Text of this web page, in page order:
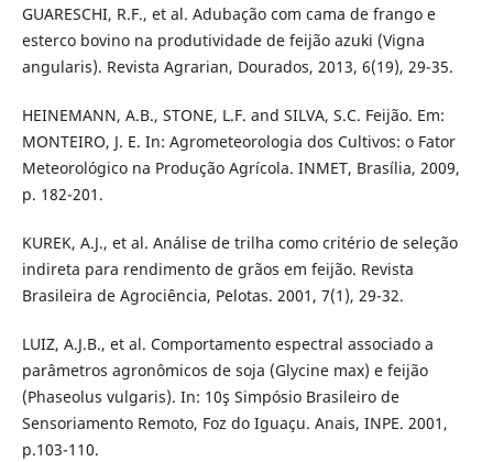
GUARESCHI, R.F., et al. Adubação com cama de frango e
esterco bovino na produtividade de feijão azuki (Vigna
angularis). Revista Agrarian, Dourados, 2013, 6(19), 29-35.
HEINEMANN, A.B., STONE, L.F. and SILVA, S.C. Feijão. Em:
MONTEIRO, J. E. In: Agrometeorologia dos Cultivos: o Fator
Meteorológico na Produção Agrícola. INMET, Brasília, 2009,
p. 182-201.
KUREK, A.J., et al. Análise de trilha como critério de seleção
indireta para rendimento de grãos em feijão. Revista
Brasileira de Agrociência, Pelotas. 2001, 7(1), 29-32.
LUIZ, A.J.B., et al. Comportamento espectral associado a
parâmetros agronômicos de soja (Glycine max) e feijão
(Phaseolus vulgaris). In: 10ş Simpósio Brasileiro de
Sensoriamento Remoto, Foz do Iguaçu. Anais, INPE. 2001,
p.103-110.